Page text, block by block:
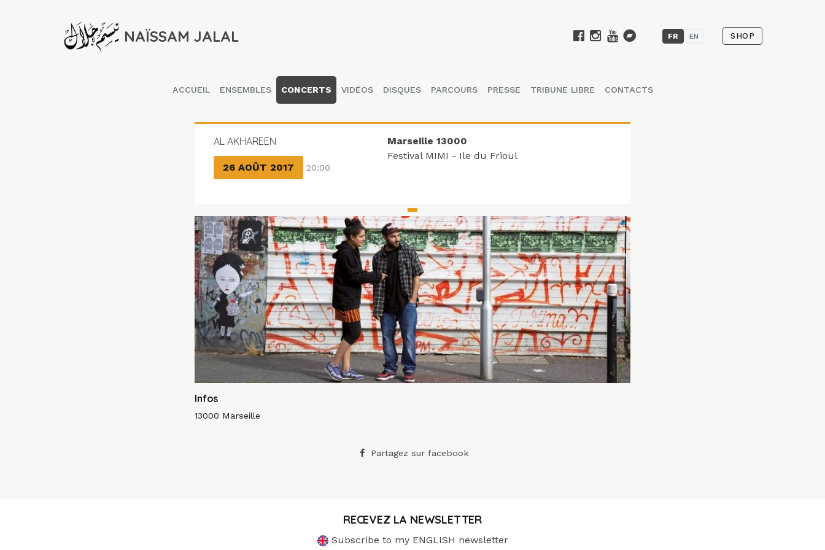
NAÏSSAM JALAL FR EN SHOP
ACCUEIL ENSEMBLES CONCERTS VIDÉOS DISQUES PARCOURS PRESSE TRIBUNE LIBRE CONTACTS
AL AKHAREEN
26 AOÛT 2017 20:00
Marseille 13000
Festival MIMI - Ile du Frioul
Infos
13000 Marseille
Partagez sur facebook
RECEVEZ LA NEWSLETTER
Subscribe to my ENGLISH newsletter